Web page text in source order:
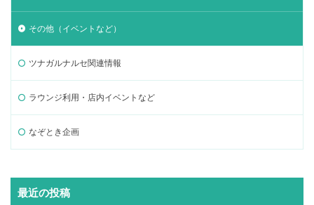
その他（イベントなど）
ツナガルナルセ関連情報
ラウンジ利用・店内イベントなど
なぞとき企画
最近の投稿